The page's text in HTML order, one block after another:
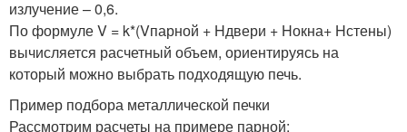
излучение – 0,6.
По формуле V = k*(Vпарной + Hдвери + Hокна+ Hстены)
вычисляется расчетный объем, ориентируясь на
который можно выбрать подходящую печь.
Пример подбора металлической печки
Рассмотрим расчеты на примере парной: